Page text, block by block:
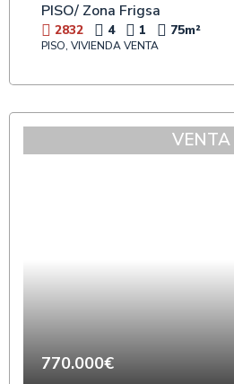
PISO/ Zona Frigsa
2832 4 1 75m²
PISO, VIVIENDA VENTA
VENTA
770.000€